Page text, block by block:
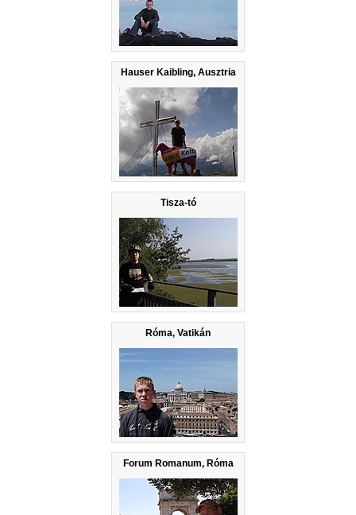
Hauser Kaibling, Ausztria
Tisza-tó
Róma, Vatikán
Forum Romanum, Róma